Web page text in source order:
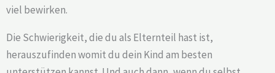
viel bewirken.
Die Schwierigkeit, die du als Elternteil hast ist,
herauszufinden womit du dein Kind am besten